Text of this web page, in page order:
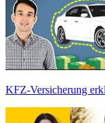
KFZ-Versicherung